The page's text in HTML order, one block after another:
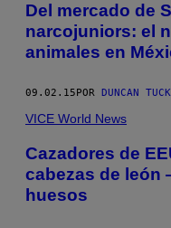
Del mercado de
narcojuniors: el
animales en
09.02.15 POR DUNCAN
VICE World News
Cazadores de
cabezas de león
huesos